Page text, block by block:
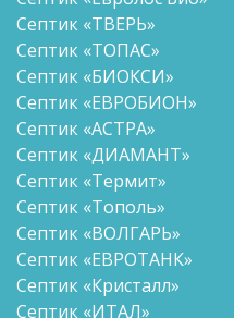
Септик «ТВЕРЬ»
Септик «ТОПАС»
Септик «БИОКСИ»
Септик «ЕВРОБИОН»
Септик «АСТРА»
Септик «ДИАМАНТ»
Септик «Термит»
Септик «Тополь»
Септик «ВОЛГАРЬ»
Септик «ЕВРОТАНК»
Септик «Кристалл»
Септик «ИТАЛ»